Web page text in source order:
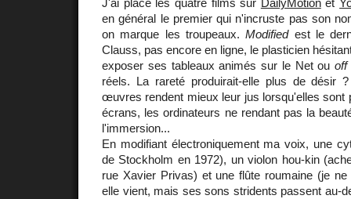
J'ai placé les quatre films sur DailyMotionet
en général le premier qui n'incruste pas son
on marque les troupeaux.Modifiedest le
Clauss, pas encore en ligne, le plasticien
exposer ses tableaux animés sur le Net ou off
réels. La rareté produirait-elle plus de désir
œuvres rendent mieux leur jus lorsqu'elles sont
écrans, les ordinateurs ne rendant pas la
l'immersion...
En modifiant électroniquement ma voix, une
de Stockholm en 1972), un violon hou-kin
rue Xavier Privas) et une flûte roumaine (je
elle vient, mais ses sons stridents passent au-